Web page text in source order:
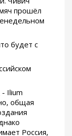
прошёл
будет с
Ilium
общая
Россия,